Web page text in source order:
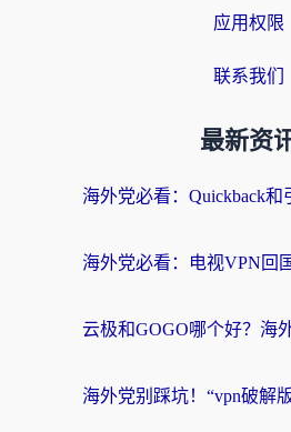
应用权限
联系我们
最新资